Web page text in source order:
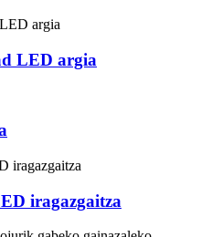
LED argia
iragazgaitza